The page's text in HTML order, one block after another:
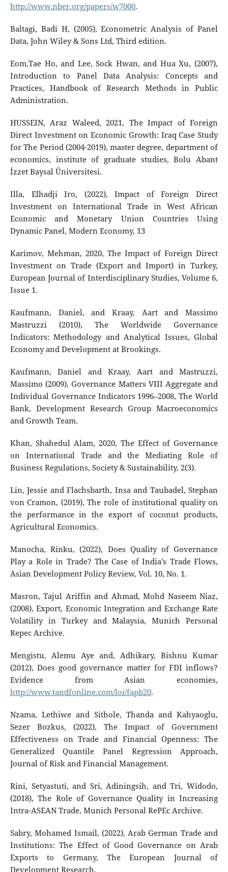
http://www.nber.org/papers/w7000.
Baltagi, Badi H, (2005), Econometric Analysis of Panel
Data, John Wiley & Sons Ltd, Third edition.
Eom,Tae Ho, and Lee, Sock Hwan, and Hua Xu, (2007),
Introduction to Panel Data Analysis: Concepts and
Practices, Handbook of Research Methods in Public
Administration.
HUSSEIN, Araz Waleed, 2021, The Impact of Foreign
Direct Investment on Economic Growth: Iraq Case Study
for The Period (2004-2019), master degree, department of
economics, institute of graduate studies, Bolu Abant
İzzet Baysal Üniversitesi.
Illa, Elhadji Iro, (2022), Impact of Foreign Direct
Investment on International Trade in West African
Economic and Monetary Union Countries Using
Dynamic Panel, Modern Economy, 13
Karimov, Mehman, 2020, The Impact of Foreign Direct
Investment on Trade (Export and Import) in Turkey,
European Journal of Interdisciplinary Studies, Volume 6,
Issue 1.
Kaufmann, Daniel, and Kraay, Aart and Massimo
Mastruzzi (2010), The Worldwide Governance
Indicators: Methodology and Analytical Issues, Global
Economy and Development at Brookings.
Kaufmann, Daniel and Kraay, Aart and Mastruzzi,
Massimo (2009), Governance Matters VIII Aggregate and
Individual Governance Indicators 1996–2008, The World
Bank, Development Research Group Macroeconomics
and Growth Team.
Khan, Shahedul Alam, 2020, The Effect of Governance
on International Trade and the Mediating Role of
Business Regulations, Society & Sustainability, 2(3).
Lin, Jessie and Flachsbarth, Insa and Taubadel, Stephan
von Cramon, (2019), The role of institutional quality on
the performance in the export of coconut products,
Agricultural Economics.
Manocha, Rinku, (2022), Does Quality of Governance
Play a Role in Trade? The Case of India’s Trade Flows,
Asian Development Policy Review, Vol. 10, No. 1.
Masron, Tajul Ariffin and Ahmad, Mohd Naseem Niaz,
(2008), Export, Economic Integration and Exchange Rate
Volatility in Turkey and Malaysia, Munich Personal
Repec Archive.
Mengistu, Alemu Aye and, Adhikary, Bishnu Kumar
(2012), Does good governance matter for FDI inflows?
Evidence from Asian economies,
http://www.tandfonline.com/loi/fapb20.
Nzama, Lethiwe and Sithole, Thanda and Kahyaoglu,
Sezer Bozkus, (2022), The Impact of Government
Effectiveness on Trade and Financial Openness: The
Generalized Quantile Panel Regression Approach,
Journal of Risk and Financial Management.
Rini, Setyastuti, and Sri, Adiningsih, and Tri, Widodo,
(2018), The Role of Governance Quality in Increasing
Intra-ASEAN Trade, Munich Personal RePEc Archive.
Sabry, Mohamed Ismail, (2022), Arab German Trade and
Institutions: The Effect of Good Governance on Arab
Exports to Germany, The European Journal of
Development Research.